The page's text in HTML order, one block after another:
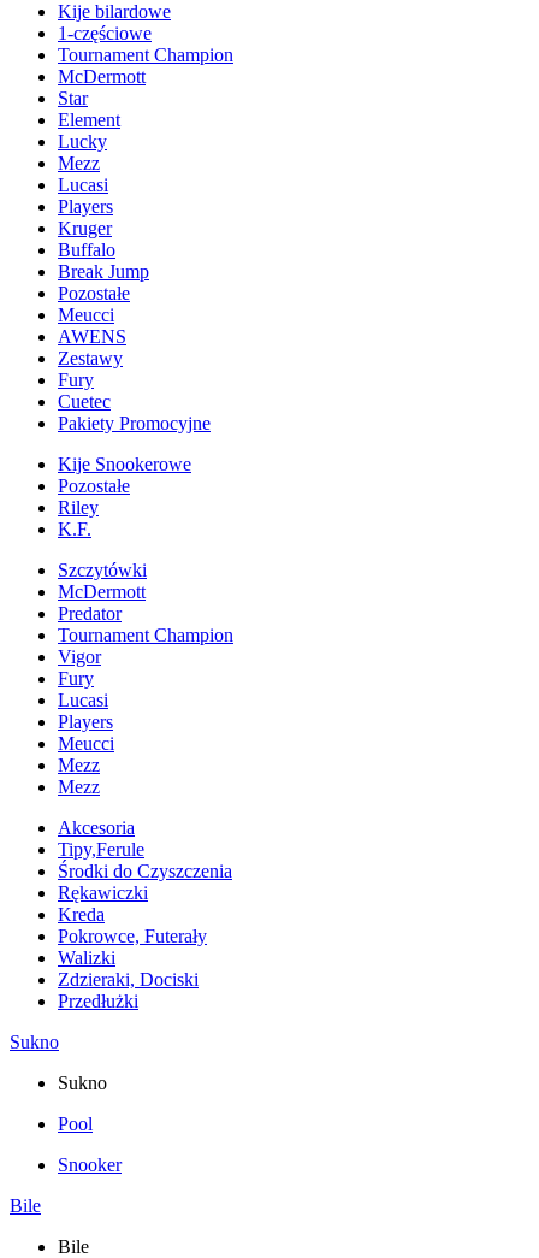
Kije bilardowe
1-częściowe
Tournament Champion
McDermott
Star
Element
Lucky
Mezz
Lucasi
Players
Kruger
Buffalo
Break Jump
Pozostałe
Meucci
AWENS
Zestawy
Fury
Cuetec
Pakiety Promocyjne
Kije Snookerowe
Pozostałe
Riley
K.F.
Szczytówki
McDermott
Predator
Tournament Champion
Vigor
Fury
Lucasi
Players
Meucci
Mezz
Mezz
Akcesoria
Tipy,Ferule
Środki do Czyszczenia
Rękawiczki
Kreda
Pokrowce, Futerały
Walizki
Zdzieraki, Dociski
Przedłużki
Sukno
Sukno
Pool
Snooker
Bile
Bile